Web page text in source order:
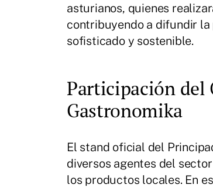
asturianos, quienes
contribuyendo a difundir
sofisticado y sostenible.
Participación del
Gastronomika
El stand oficial del
diversos agentes del
los productos locales. En